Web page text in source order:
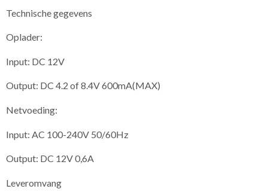
Technische gegevens
Oplader:
Input: DC 12V
Output: DC 4.2 of 8.4V 600mA(MAX)
Netvoeding:
Input: AC 100-240V 50/60Hz
Output: DC 12V 0,6A
Leveromvang